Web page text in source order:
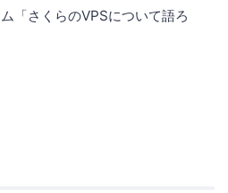
「さくらのVPSについて語ろ